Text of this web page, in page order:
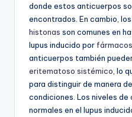
donde estos anticuerpos
encontrados. En cambio,
histonas son comunes en
lupus inducido por fármacos
anticuerpos también
eritematoso sistémico , lo
para distinguir de manera
condiciones. Los niveles
normales en el lupus